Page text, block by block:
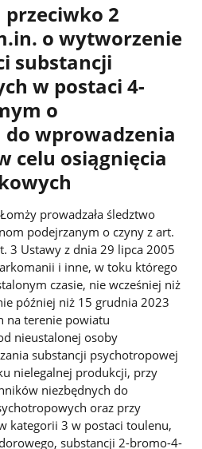
2
o wytworzenie
substancji
w postaci 4-
o
wprowadzenia
celu osiągnięcia
prowadzała śledztwo
podejrzanym o czyny z art.
3 Ustawy z dnia 29 lipca 2005
i inne, w toku którego
czasie, nie wcześniej niż
później niż 15 grudnia 2023
na terenie powiatu
nieustalonej osoby
substancji psychotropowej
nielegalnej produkcji, przy
niezbędnych do
oraz przy
kategorii 3 w postaci toulenu,
substancji 2-bromo-4-